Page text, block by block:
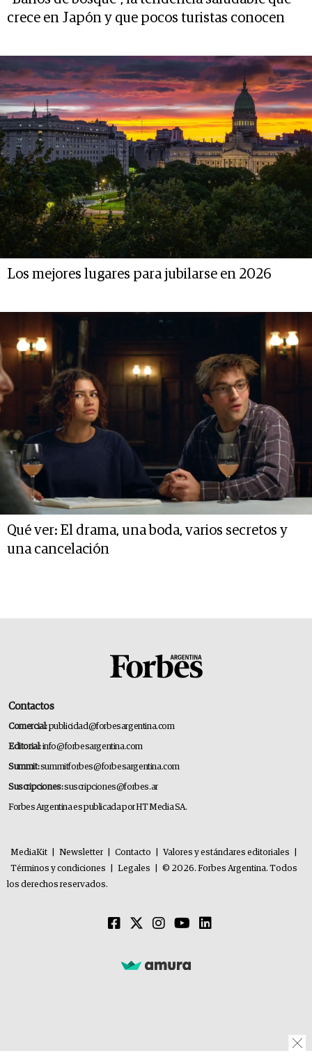
crece en Japón y que pocos turistas conocen
Los mejores lugares para jubilarse en 2026
Qué ver: El drama, una boda, varios secretos y
una cancelación
Contactos
Comercial:publicidad@forbesargentina.com
Editorial:info@forbesargentina.com
Summit:summitforbes@forbesargentina.com
Suscripciones:suscripciones@forbes.ar
Forbes Argentina es publicada por HT Media SA.
MediaKit Newsletter Contacto Valores y estándares editoriales
Términos y condiciones
Legales
© 2026. Forbes Argentina. Todos
los derechos reservados.